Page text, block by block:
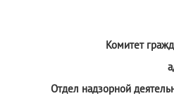
Комитет
Отдел надзорной